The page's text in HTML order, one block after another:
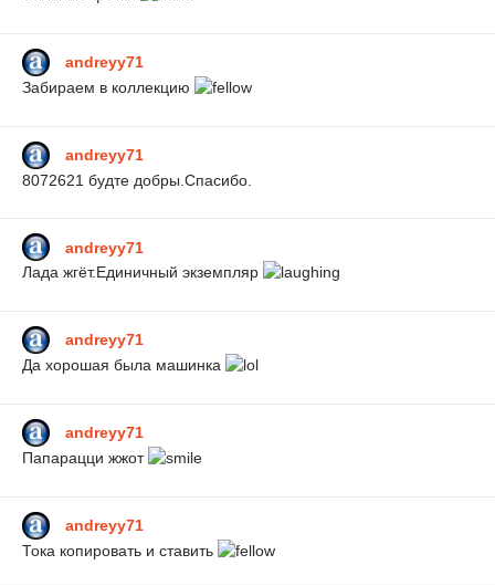
andreyy71
Забираем в коллекцию
andreyy71
8072621 будте добры.Спасибо.
andreyy71
Лада жгёт.Единичный экземпляр
andreyy71
Да хорошая была машинка
andreyy71
Папарацци жжот
andreyy71
Тока копировать и ставить